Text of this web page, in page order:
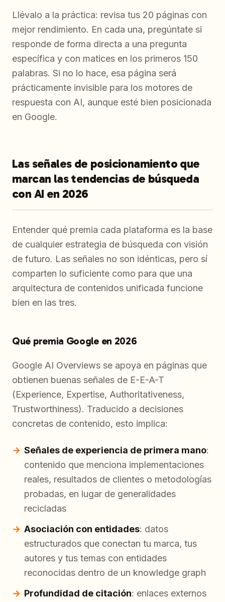
Llévalo a la práctica: revisa tus 20 páginas con
mejor rendimiento. En cada una, pregúntate si
responde de forma directa a una pregunta
específica y con matices en los primeros 150
palabras. Si no lo hace, esa página será
prácticamente invisible para los motores de
respuesta con AI, aunque esté bien posicionada
en Google.
Las señales de posicionamiento que
marcan las tendencias de búsqueda
con AI en 2026
Entender qué premia cada plataforma es la base
de cualquier estrategia de búsqueda con visión
de futuro. Las señales no son idénticas, pero sí
comparten lo suficiente como para que una
arquitectura de contenidos unificada funcione
bien en las tres.
Qué premia Google en 2026
Google AI Overviews se apoya en páginas que
obtienen buenas señales de E-E-A-T
(Experience, Expertise, Authoritativeness,
Trustworthiness). Traducido a decisiones
concretas de contenido, esto implica:
Señales de experiencia de primera mano:
contenido que menciona implementaciones
reales, resultados de clientes o metodologías
probadas, en lugar de generalidades
recicladas
Asociación con entidades: datos
estructurados que conectan tu marca, tus
autores y tus temas con entidades
reconocidas dentro de un knowledge graph
Profundidad de citación: enlaces externos